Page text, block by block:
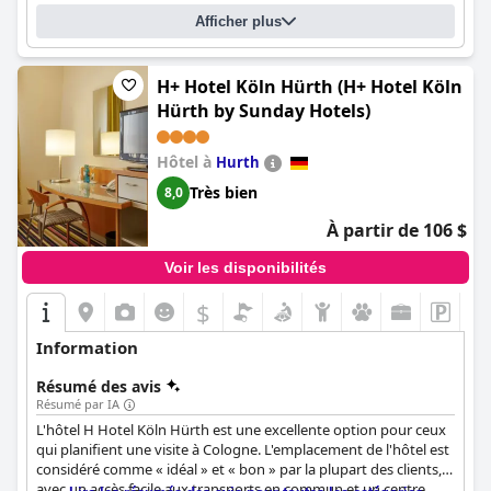
séjour relaxant et satisfaisant.
Afficher plus
H+ Hotel Köln Hürth (H+ Hotel Köln
Hürth by Sunday Hotels)
Hôtel à Hurth
8,0 Très bien
À partir de 106 $
Voir les disponibilités
$
Information
Résumé des avis
Résumé par IA
L'hôtel H Hotel Köln Hürth est une excellente option pour ceux
qui planifient une visite à Cologne. L'emplacement de l'hôtel est
considéré comme « idéal » et « bon » par la plupart des clients,